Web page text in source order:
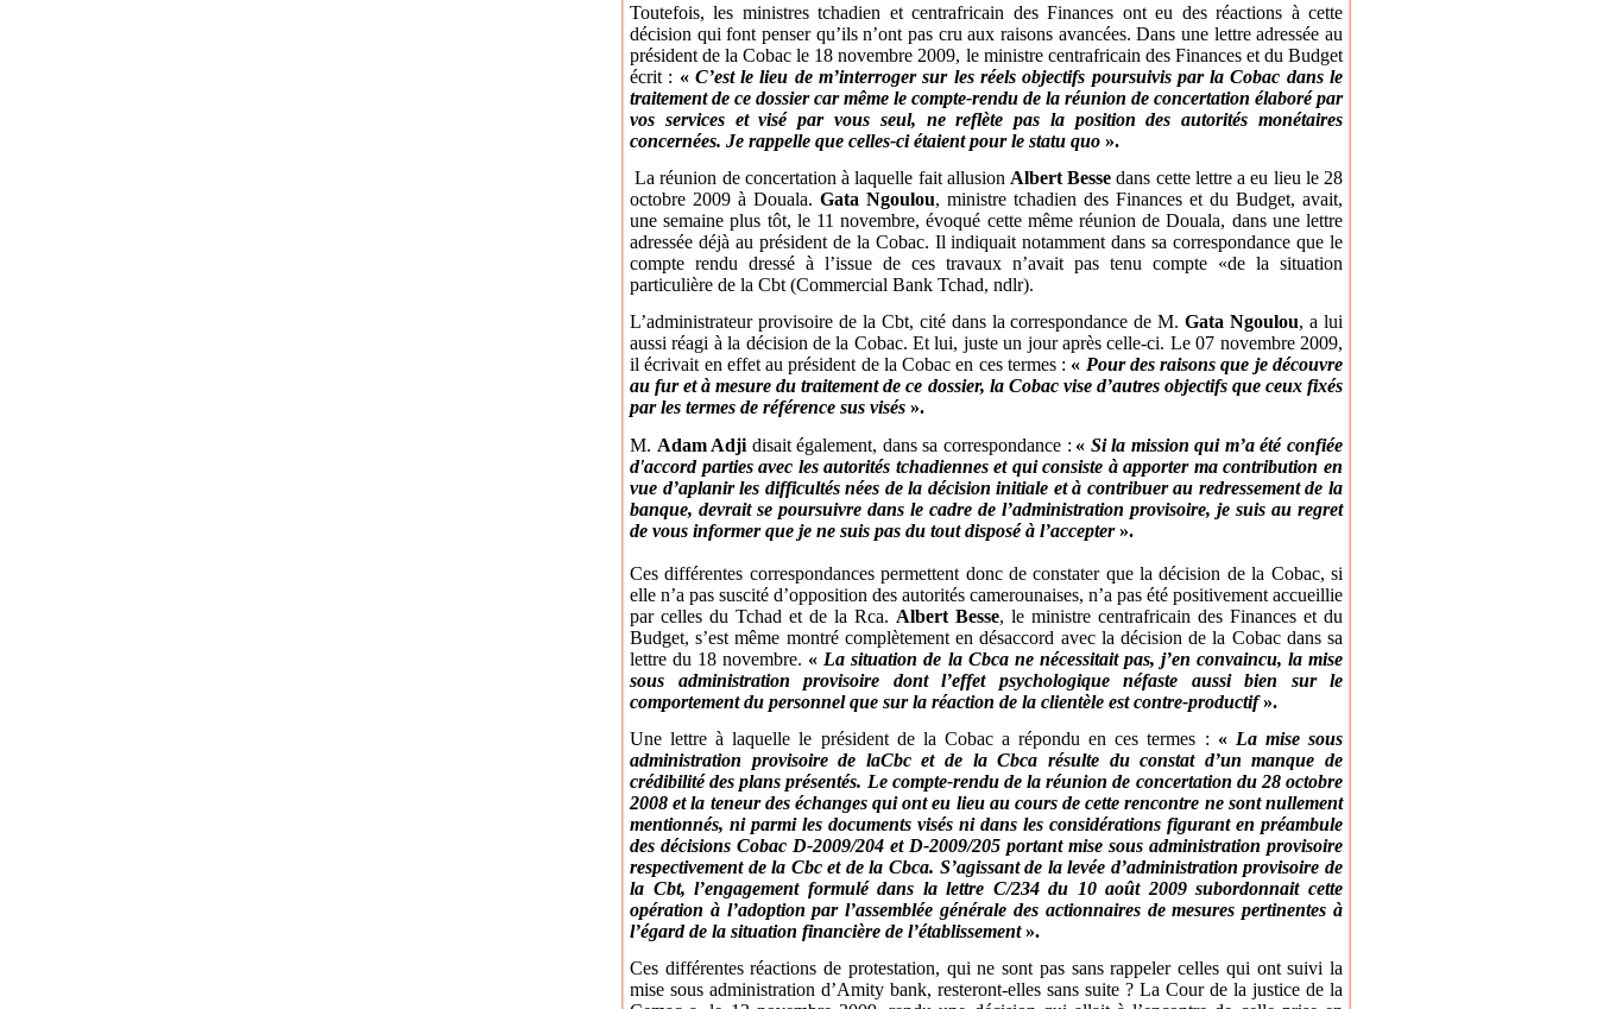
Toutefois, les ministres tchadien et centrafricain des Finances ont eu des réactions à cette
décision qui font penser qu’ils n’ont pas cru aux raisons avancées. Dans une lettre adressée au
président de la Cobac le 18 novembre 2009, le ministre centrafricain des Finances et du Budget
écrit : « C’est le lieu de m’interroger sur les réels objectifs poursuivis par la Cobac dans le
traitement de ce dossier car même le compte-rendu de la réunion de concertation élaboré par
vos services et visé par vous seul, ne reflète pas la position des autorités monétaires
concernées. Je rappelle que celles-ci étaient pour le statu quo ».
La réunion de concertation à laquelle fait allusion Albert Besse dans cette lettre a eu lieu le 28
octobre 2009 à Douala. Gata Ngoulou, ministre tchadien des Finances et du Budget, avait,
une semaine plus tôt, le 11 novembre, évoqué cette même réunion de Douala, dans une lettre
adressée déjà au président de la Cobac. Il indiquait notamment dans sa correspondance que le
compte rendu dressé à l’issue de ces travaux n’avait pas tenu compte «de la situation
particulière de la Cbt (Commercial Bank Tchad, ndlr).
L’administrateur provisoire de la Cbt, cité dans la correspondance de M.Gata Ngoulou, a lui
aussi réagi à la décision de la Cobac. Et lui, juste un jour après celle-ci. Le 07 novembre 2009,
il écrivait en effet au président de la Cobac en ces termes : « Pour des raisons que je découvre
au fur et à mesure du traitement de ce dossier, la Cobac vise d’autres objectifs que ceux fixés
par les termes de référence sus visés ».
M. Adam Adji disait également, dans sa correspondance : « Si la mission qui m’a été confiée
d'accord parties avec les autorités tchadiennes et qui consiste à apporter ma contribution en
vue d’aplanir les difficultés nées de la décision initiale et à contribuer au redressement de la
banque, devrait se poursuivre dans le cadre de l’administration provisoire, je suis au regret
de vous informer que je ne suis pas du tout disposé à l’accepter».
Ces différentes correspondances permettent donc de constater que la décision de la Cobac, si
elle n’a pas suscité d’opposition des autorités camerounaises, n’a pas été positivement accueillie
par celles du Tchad et de la Rca. Albert Besse, le ministre centrafricain des Finances et du
Budget, s’est même montré complètement en désaccord avec la décision de la Cobac dans sa
lettre du 18 novembre. « La situation de la Cbca ne nécessitait pas, j’en convaincu, la mise
sous administration provisoire dont l’effet psychologique néfaste aussi bien sur le
comportement du personnel que sur la réaction de la clientèle est contre-productif».
Une lettre à laquelle le président de la Cobac a répondu en ces termes : « La mise sous
administration provisoire de laCbc et de la Cbca résulte du constat d’un manque de
crédibilité des plans présentés. Le compte-rendu de la réunion de concertation du 28 octobre
2008 et la teneur des échanges qui ont eu lieu au cours de cette rencontre ne sont nullement
mentionnés, ni parmi les documents visés ni dans les considérations figurant en préambule
des décisions Cobac D-2009/204 et D-2009/205 portant mise sous administration provisoire
respectivement de la Cbc et de la Cbca. S’agissant de la levée d’administration provisoire de
la Cbt, l’engagement formulé dans la lettre C/234 du 10 août 2009 subordonnait cette
opération à l’adoption par l’assemblée générale des actionnaires de mesures pertinentes à
l’égard de la situation financière de l’établissement».
Ces différentes réactions de protestation, qui ne sont pas sans rappeler celles qui ont suivi la
mise sous administration d’Amity bank, resteront-elles sans suite ? La Cour de la justice de la